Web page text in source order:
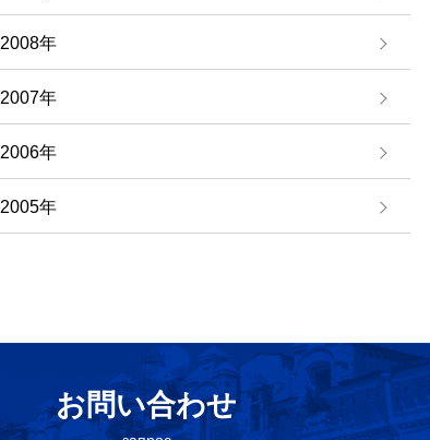
2008年
2007年
2006年
2005年
お問い合わせ